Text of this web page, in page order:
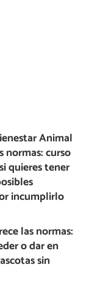
Animal
normas: curso
quieres tener
incumplirlo
las normas:
o dar en
sin